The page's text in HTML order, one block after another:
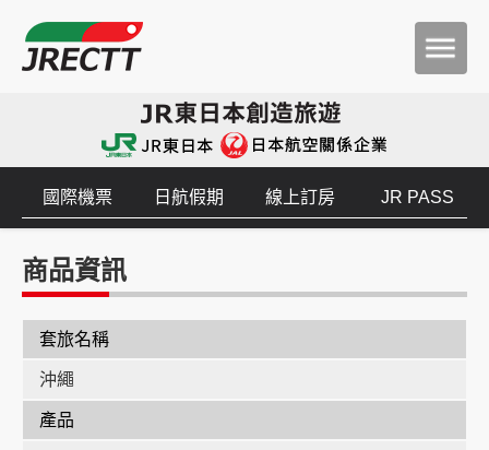
國際機票 日航假期 線上訂房 JR PASS
商品資訊
套旅名稱
沖繩
產品